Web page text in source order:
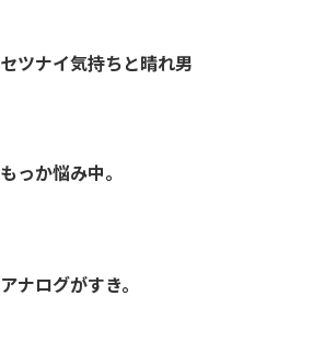
セツナイ気持ちと晴れ男
もっか悩み中。
アナログがすき。